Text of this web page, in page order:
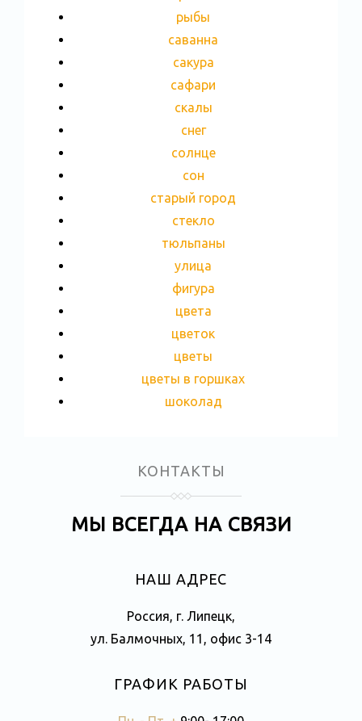
рыбы
саванна
сакура
сафари
скалы
снег
солнце
сон
старый город
стекло
тюльпаны
улица
фигура
цвета
цветок
цветы
цветы в горшках
шоколад
КОНТАКТЫ
МЫ ВСЕГДА НА СВЯЗИ
НАШ АДРЕС
Россия, г. Липецк,
ул. Балмочных, 11, офис 3-14
ГРАФИК РАБОТЫ